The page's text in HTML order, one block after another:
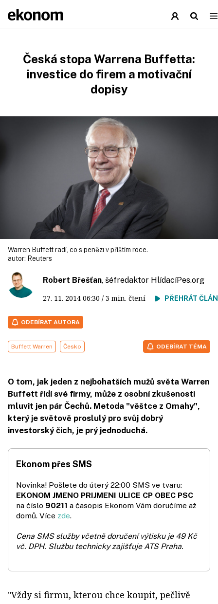
Česká stopa Warrena Buffetta:
investice do firem a motivační
dopisy
Warren Buffett radí, co s penězi v příštím roce.
autor: Reuters
Robert Břešťan, šéfredaktor HlídacíPes.org
27. 11. 2014 06:30 / 3 min. čtení PŘEHRÁT
ODEBÍRAT AUTORA
Buffett Warren Česko ODEBÍRAT TÉMA
O tom, jak jeden z nejbohatších mužů světa Warren
Buffett řídí své firmy, může z osobní zkušenosti
mluvit jen pár Čechů. Metoda "věštce z Omahy",
který je světově proslulý pro svůj dobrý
investorský čich, je prý jednoduchá.
Ekonom přes SMS
Novinka! Pošlete do úterý 22:00 SMS ve tvaru:
EKONOM JMENO PRIJMENI ULICE CP OBEC PSC
na číslo 90211 a časopis Ekonom Vám doručíme až
domů. Více zde.
Cena SMS služby včetně doručení výtisku je 49 Kč
vč. DPH. Službu technicky zajišťuje ATS Praha.
"Vždy si firmu, kterou chce koupit, pečlivě